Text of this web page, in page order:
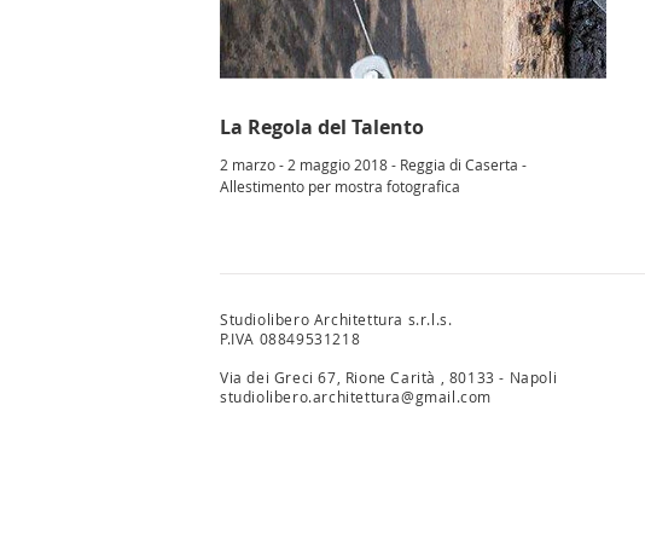
La Regola del Talento
2 marzo - 2 maggio 2018 - Reggia di Caserta -
Allestimento per mostra fotografica
Studiolibero Architettura s.r.l.s.
P.IVA 08849531218
Via dei Greci 67, Rione Carità , 80133 - Napoli
studiolibero.architettura@gmail.com